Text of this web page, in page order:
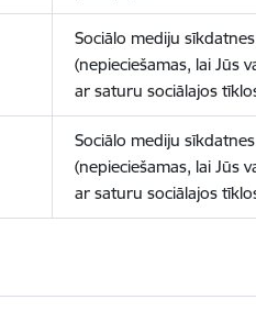
Sociālo mediju sīkdatnes
(nepieciešamas, lai Jūs
ar saturu sociālajos
Sociālo mediju sīkdatnes
(nepieciešamas, lai Jūs
ar saturu sociālajos